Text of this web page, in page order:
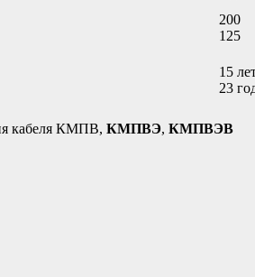
200
125
15
23
кабеля КМПВ,КМПВЭ,КМПВЭВ